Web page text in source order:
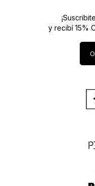
y recibí 15%